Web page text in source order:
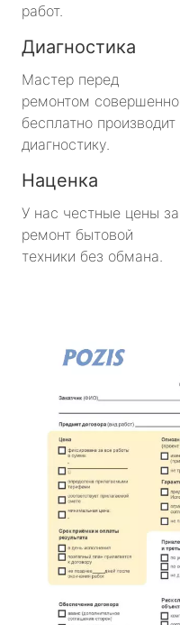
работ.
Диагностика
Мастер перед
ремонтом совершенно
бесплатно производит
диагностику.
Наценка
У нас честные цены за
ремонт бытовой
техники без обмана.